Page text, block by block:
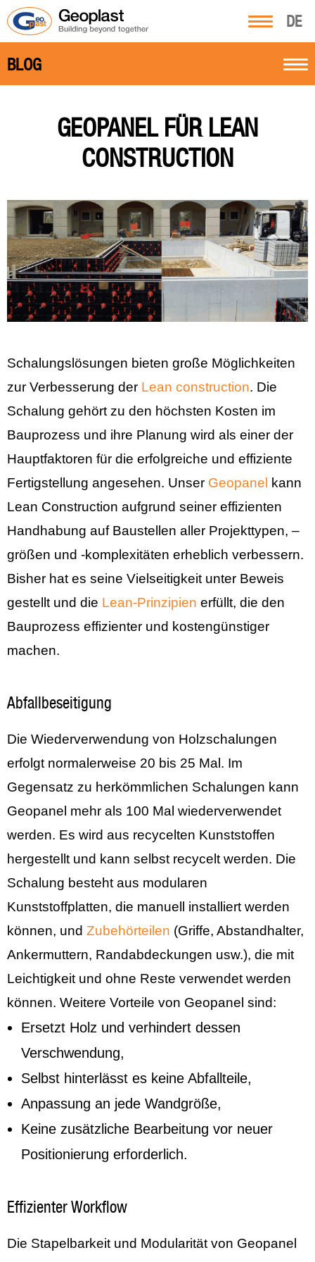
DE
BLOG
GEOPANEL FÜR LEAN
CONSTRUCTION
Schalungslösungen bieten große Möglichkeiten
zur Verbesserung der Lean construction. Die
Schalung gehört zu den höchsten Kosten im
Bauprozess und ihre Planung wird als einer der
Hauptfaktoren für die erfolgreiche und effiziente
Fertigstellung angesehen. Unser Geopanel kann
Lean Construction aufgrund seiner effizienten
Handhabung auf Baustellen aller Projekttypen, –
größen und -komplexitäten erheblich verbessern.
Bisher hat es seine Vielseitigkeit unter Beweis
gestellt und die Lean-Prinzipien erfüllt, die den
Bauprozess effizienter und kostengünstiger
machen.
Abfallbeseitigung
Die Wiederverwendung von Holzschalungen
erfolgt normalerweise 20 bis 25 Mal. Im
Gegensatz zu herkömmlichen Schalungen kann
Geopanel mehr als 100 Mal wiederverwendet
werden. Es wird aus recycelten Kunststoffen
hergestellt und kann selbst recycelt werden. Die
Schalung besteht aus modularen
Kunststoffplatten, die manuell installiert werden
können, und Zubehörteilen (Griffe, Abstandhalter,
Ankermuttern, Randabdeckungen usw.), die mit
Leichtigkeit und ohne Reste verwendet werden
können. Weitere Vorteile von Geopanel sind:
Ersetzt Holz und verhindert dessen
Verschwendung,
Selbst hinterlässt es keine Abfallteile,
Anpassung an jede Wandgröße,
Keine zusätzliche Bearbeitung vor neuer
Positionierung erforderlich.
Effizienter Workflow
Die Stapelbarkeit und Modularität von Geopanel